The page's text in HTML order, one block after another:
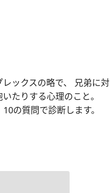
ックスの略で、 兄弟に対
たりする心理のこと。
の質問で診断します。